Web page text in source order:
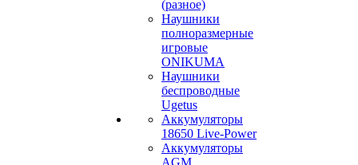
(разное)
Наушники
полноразмерные
игровые
ONIKUMA
Наушники
беспроводные
Ugetus
Аккумуляторы
18650 Live-Power
Аккумуляторы
АGM